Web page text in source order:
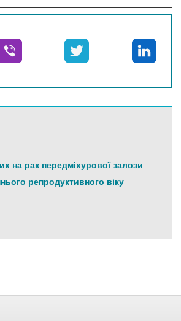
на рак передміхурової залози
репродуктивного віку